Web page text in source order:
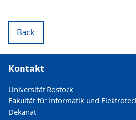
Back
Kontakt
Universität Rostock
Fakultät für Informatik und
Dekanat